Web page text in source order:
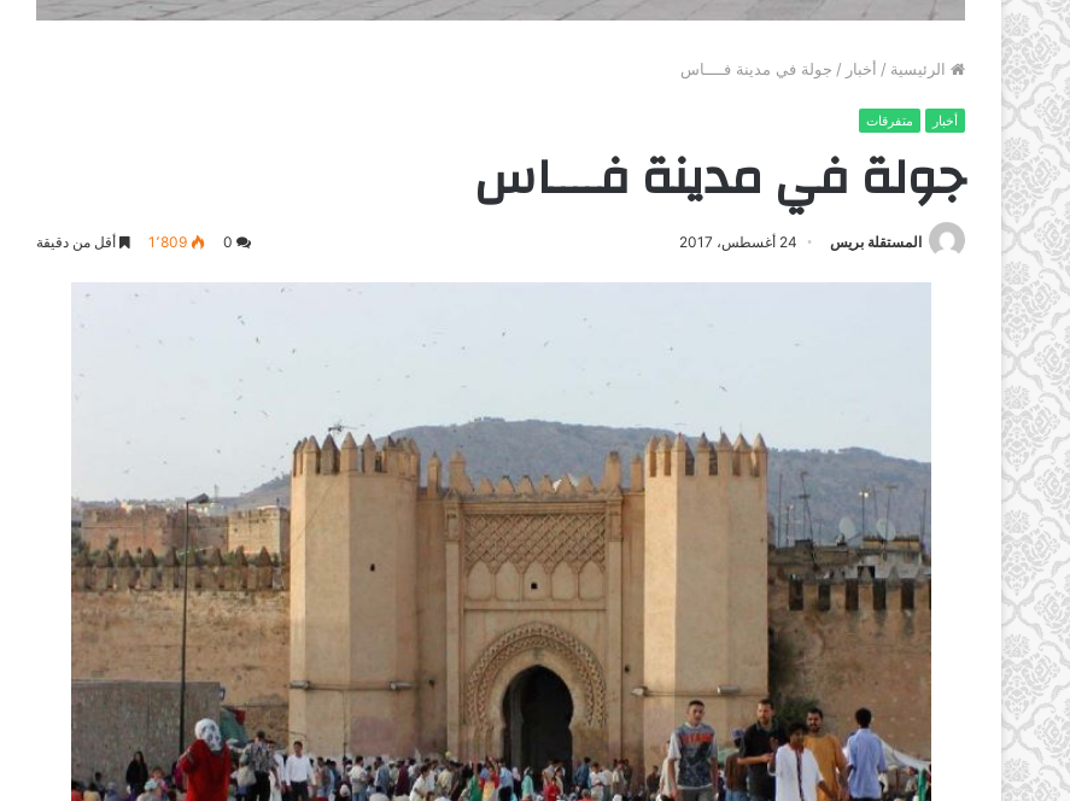
الرئيسية / أخبار / جولة في مدينة فــــاس
أخبار متفرقات
جولة في مدينة فــــاس
المستقلة بريس 24 أغسطس، 2017 0 1٬809 أقل من دقيقة